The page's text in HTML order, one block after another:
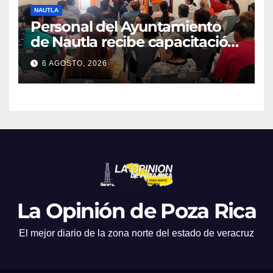
NAUTLA
Personal del Ayuntamiento
de Nautla recibe capacitación
en atención a emergencias
6 AGOSTO, 2026
La Opinión de Poza Rica
El mejor diario de la zona norte del estado de veracruz